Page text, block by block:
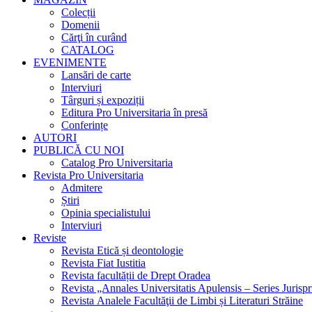
Colecții
Domenii
Cărţi în curând
CATALOG
EVENIMENTE
Lansări de carte
Interviuri
Târguri și expoziții
Editura Pro Universitaria în presă
Conferințe
AUTORI
PUBLICĂ CU NOI
Catalog Pro Universitaria
Revista Pro Universitaria
Admitere
Știri
Opinia specialistului
Interviuri
Reviste
Revista Etică și deontologie
Revista Fiat Iustitia
Revista facultății de Drept Oradea
Revista „Annales Universitatis Apulensis – Series
Revista Analele Facultăţii de Limbi și Literaturi Străine